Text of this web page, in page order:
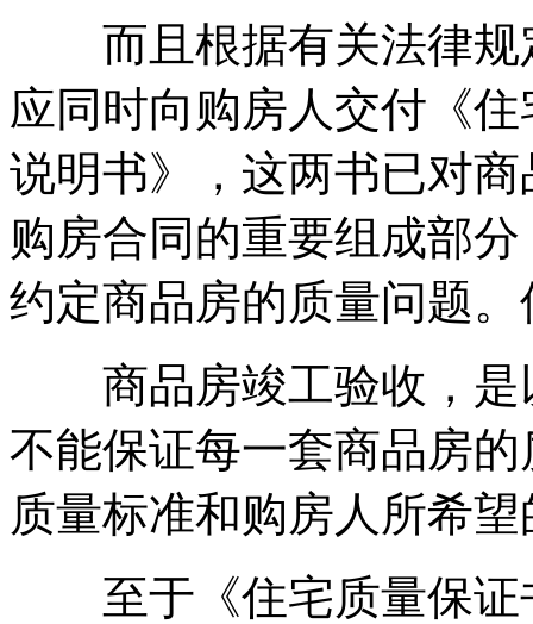
而且根据有关法律规
应同时向购房人交付《
说明书》，这两书已对
购房合同的重要组成部
约定商品房的质量问题
商品房竣工验收，是
不能保证每一套商品房
质量标准和购房人所希
至于《住宅质量保证